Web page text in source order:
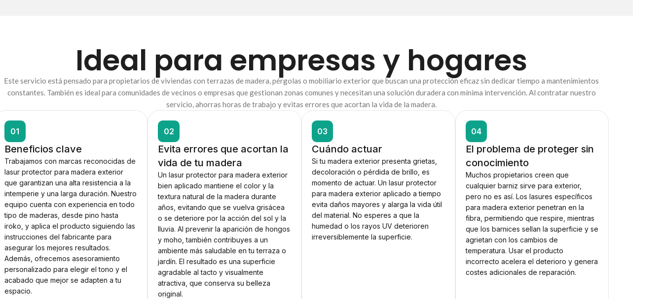
Ideal para empresas y hogares
Este servicio está pensado para propietarios de viviendas con terrazas de madera, pérgolas o mobiliario exterior que buscan una protección eficaz sin dedicar tiempo a mantenimientos
constantes. También es ideal para comunidades de vecinos o empresas que gestionan zonas comunes y necesitan una solución duradera con mínima intervención. Al contratar nuestro
servicio, ahorras horas de trabajo y evitas errores que acortan la vida de la madera.
01
Beneficios clave
Trabajamos con marcas reconocidas de
lasur protector para madera exterior
que garantizan una alta resistencia a la
intemperie y una larga duración. Nuestro
equipo cuenta con experiencia en todo
tipo de maderas, desde pino hasta
iroko, y aplica el producto siguiendo las
instrucciones del fabricante para
asegurar los mejores resultados.
Además, ofrecemos asesoramiento
personalizado para elegir el tono y el
acabado que mejor se adapten a tu
espacio.
02
Evita errores que acortan la
vida de tu madera
Un lasur protector para madera exterior
bien aplicado mantiene el color y la
textura natural de la madera durante
años, evitando que se vuelva grisácea
o se deteriore por la acción del sol y la
lluvia. Al prevenir la aparición de hongos
y moho, también contribuyes a un
ambiente más saludable en tu terraza o
jardín. El resultado es una superficie
agradable al tacto y visualmente
atractiva, que conserva su belleza
original.
03
Cuándo actuar
Si tu madera exterior presenta grietas,
decoloración o pérdida de brillo, es
momento de actuar. Un lasur protector
para madera exterior aplicado a tiempo
evita daños mayores y alarga la vida útil
del material. No esperes a que la
humedad o los rayos UV deterioren
irreversiblemente la superficie.
04
El problema de proteger sin
conocimiento
Muchos propietarios creen que
cualquier barniz sirve para exterior,
pero no es así. Los lasures específicos
para madera exterior penetran en la
fibra, permitiendo que respire, mientras
que los barnices sellan la superficie y se
agrietan con los cambios de
temperatura. Usar el producto
incorrecto acelera el deterioro y genera
costes adicionales de reparación.